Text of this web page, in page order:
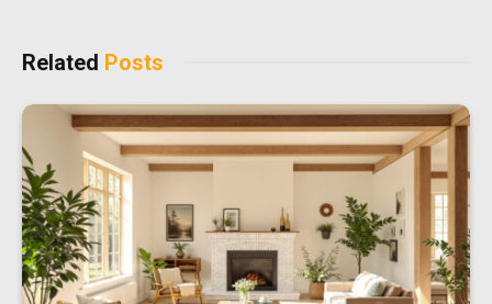
Related Posts